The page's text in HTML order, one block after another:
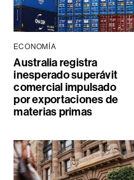
ECONOMÍA
Australia registra
inesperado superávit
comercial impulsado
por exportaciones de
materias primas